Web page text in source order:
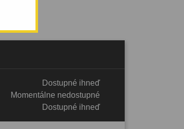
Dostupné ihneď
Momentálne nedostupné
Dostupné ihneď